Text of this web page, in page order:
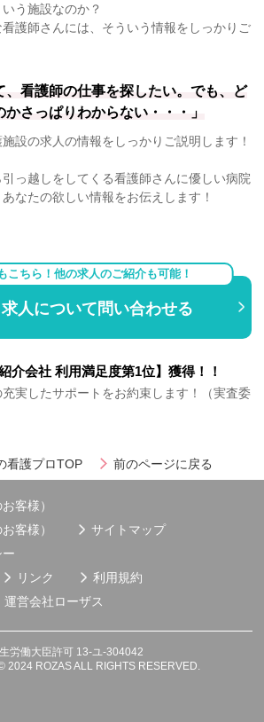
う施設なのか？
護師さんには、そういう情報をしっかりご
、看護師の仕事を探したい。でも、ど
さっぱりわからない・・・」
設の求人の情報をしっかりご説明します！
っ越しをしてくる看護師さんに優しい病院
なたの欲しい情報をお伝えします！
こちら！他の求人のご紹介も可能！
求人について問い合わせる
介会社 利用満足度第1位】獲得！！
実したサポートをお約束します！（実査委
看護プロTOP 前のページに戻る
客様）
客様）
サイトマップ
リンク
利用規約
運営会社ローザス
労働大臣許可 13-ユ-304042
2024 ROZAS ALL RIGHTS RESERVED.